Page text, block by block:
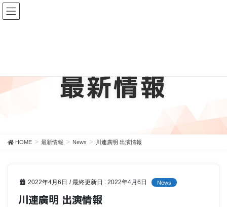
最新情報
HOME 最新情報 News 川連廣明 出演情報
2022年4月6日 / 最終更新日 : 2022年4月6日 News
川連廣明 出演情報